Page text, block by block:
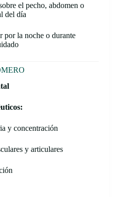
el pecho, abdomen o
del día
por la noche o durante
y concentración
y articulares